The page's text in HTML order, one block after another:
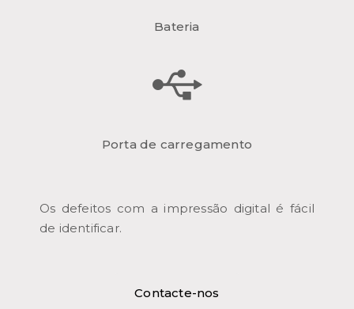
Bateria
Porta de carregamento
Os defeitos com a impressão digital é fácil
de identificar.
Contacte-nos